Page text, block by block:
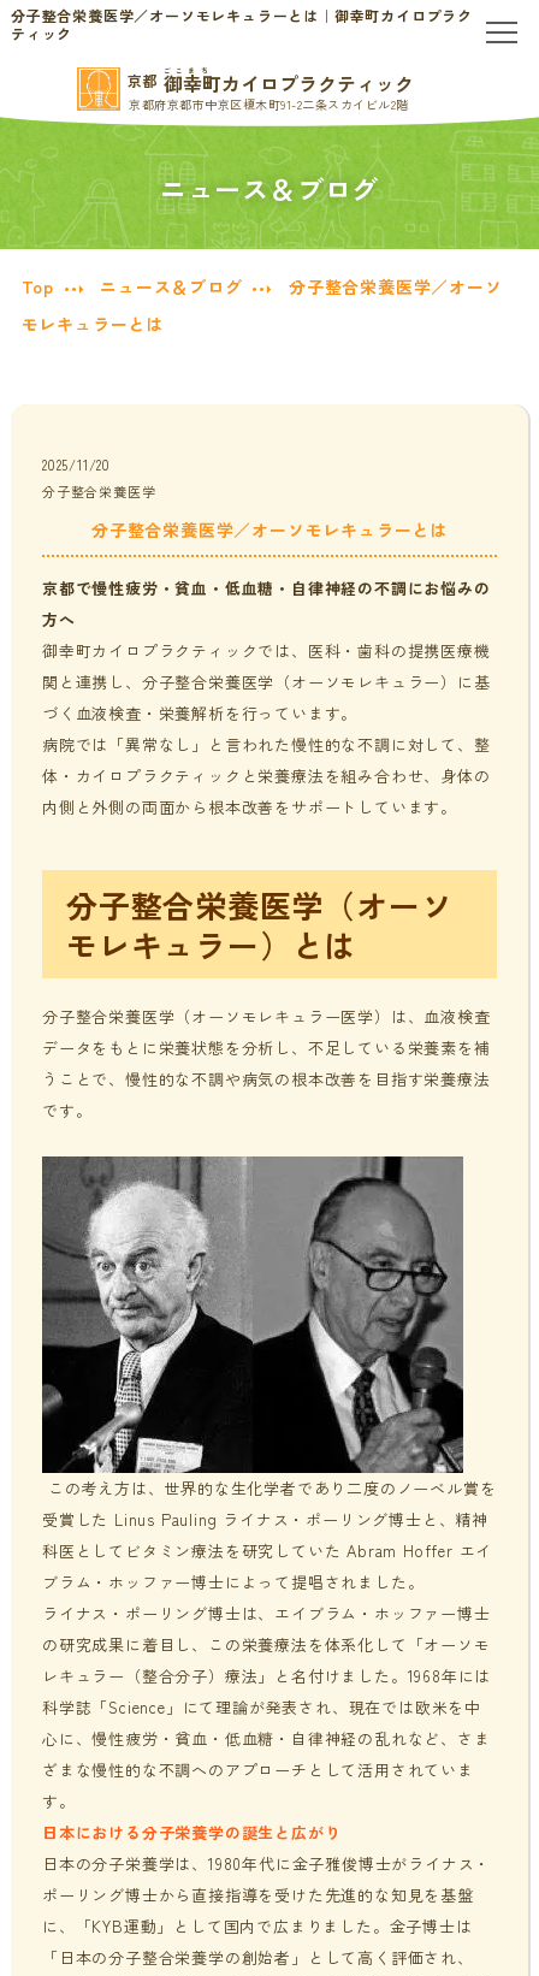
分子整合栄養医学／オーソモレキュラーとは｜御幸町カイロプラク
ティック
京都 ごこまち
御幸町カイロプラクティック
京都府京都市中京区榎木町91-2二条スカイビル2階
TOP
当院のご案内
当院について
お問い合わせ
貧血・低血糖・疲れやすさ
オフィスワークの体の悩み
家事・育児でたまる体の疲れ
年齢とともに変わる体調サポート
分子整合栄養医学／オーソモレキュラーとは
分子整合栄養医学／オーソモレキュラーの血液検査と栄養療法
の流れ
体調不良で異常無しといわれてしまうのは？
はじめての栄養相談はこちら
提携医療機関
ニュース＆ブログ
採用情報
ニュース＆ブログ
Top ニュース＆ブログ
分子整合栄養医学／オーソ
モレキュラーとは
2025/11/20
分子整合栄養医学
分子整合栄養医学／オーソモレキュラーとは
京都で慢性疲労・貧血・低血糖・自律神経の不調にお悩みの
方へ
御幸町カイロプラクティックでは、医科・歯科の提携医療機
関と連携し、分子整合栄養医学（オーソモレキュラー）に基
づく血液検査・栄養解析を行っています。
病院では「異常なし」と言われた慢性的な不調に対して、整
体・カイロプラクティックと栄養療法を組み合わせ、身体の
内側と外側の両面から根本改善をサポートしています。
分子整合栄養医学（オーソ
モレキュラー）とは
分子整合栄養医学（オーソモレキュラー医学）は、血液検査
データをもとに栄養状態を分析し、不足している栄養素を補
うことで、慢性的な不調や病気の根本改善を目指す栄養療法
です。
この考え方は、世界的な生化学者であり二度のノーベル賞を
受賞した Linus Pauling ライナス・ポーリング博士と、精神
科医としてビタミン療法を研究していた Abram Hoffer エイ
ブラム・ホッファー博士によって提唱されました。
ライナス・ポーリング博士は、エイブラム・ホッファー博士
の研究成果に着目し、この栄養療法を体系化して「オーソモ
レキュラー（整合分子）療法」と名付けました。1968年には
科学誌「Science」にて理論が発表され、現在では欧米を中
心に、慢性疲労・貧血・低血糖・自律神経の乱れなど、さま
ざまな慢性的な不調へのアプローチとして活用されていま
す。
日本における分子栄養学の誕生と広がり
日本の分子栄養学は、1980年代に金子雅俊博士がライナス・
ポーリング博士から直接指導を受けた先進的な知見を基盤
に、「KYB運動」として国内で広まりました。金子博士は
「日本の分子整合栄養学の創始者」として高く評価され、